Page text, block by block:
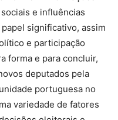
e influências
significativo, assim
e participação
forma e para concluir,
deputados pela
portuguesa no
variedade de fatores